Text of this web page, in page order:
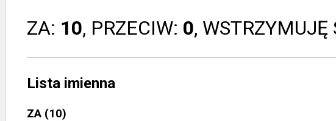
ZA: 10, PRZECIW: 0, WSTRZYMUJĘ
Lista imienna
ZA (10)